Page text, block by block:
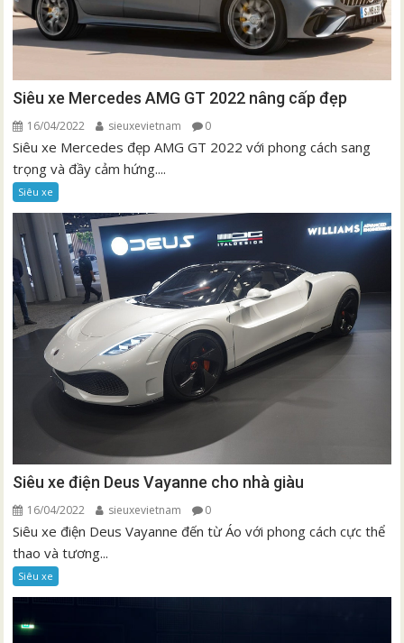
Siêu xe Mercedes AMG GT 2022 nâng cấp đẹp
16/04/2022 sieuxevietnam 0
Siêu xe Mercedes đẹp AMG GT 2022 với phong cách sang
trọng và đầy cảm hứng....
Siêu xe
Siêu xe điện Deus Vayanne cho nhà giàu
16/04/2022 sieuxevietnam 0
Siêu xe điện Deus Vayanne đến từ Áo với phong cách cực thể
thao và tương...
Siêu xe